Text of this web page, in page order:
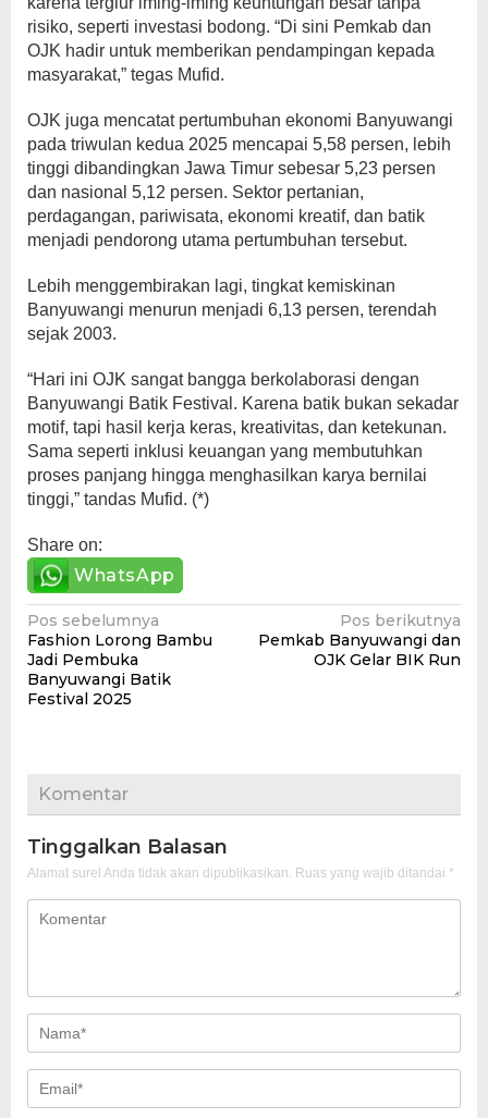
risiko, seperti investasi bodong. “Di sini Pemkab dan
OJK hadir untuk memberikan pendampingan kepada
masyarakat,” tegas Mufid.
OJK juga mencatat pertumbuhan ekonomi Banyuwangi
pada triwulan kedua 2025 mencapai 5,58 persen, lebih
tinggi dibandingkan Jawa Timur sebesar 5,23 persen
dan nasional 5,12 persen. Sektor pertanian,
perdagangan, pariwisata, ekonomi kreatif, dan batik
menjadi pendorong utama pertumbuhan tersebut.
Lebih menggembirakan lagi, tingkat kemiskinan
Banyuwangi menurun menjadi 6,13 persen, terendah
sejak 2003.
“Hari ini OJK sangat bangga berkolaborasi dengan
Banyuwangi Batik Festival. Karena batik bukan sekadar
motif, tapi hasil kerja keras, kreativitas, dan ketekunan.
Sama seperti inklusi keuangan yang membutuhkan
proses panjang hingga menghasilkan karya bernilai
tinggi,” tandas Mufid. (*)
Share on:
WhatsApp
Navigasi
pos
Pos sebelumnya
Fashion Lorong Bambu
Jadi Pembuka
Banyuwangi Batik
Festival 2025
Pos berikutnya
Pemkab Banyuwangi dan
OJK Gelar BIK Run
Komentar
Tinggalkan Balasan
Alamat surel Anda tidak akan dipublikasikan. Ruas yang wajib ditandai *